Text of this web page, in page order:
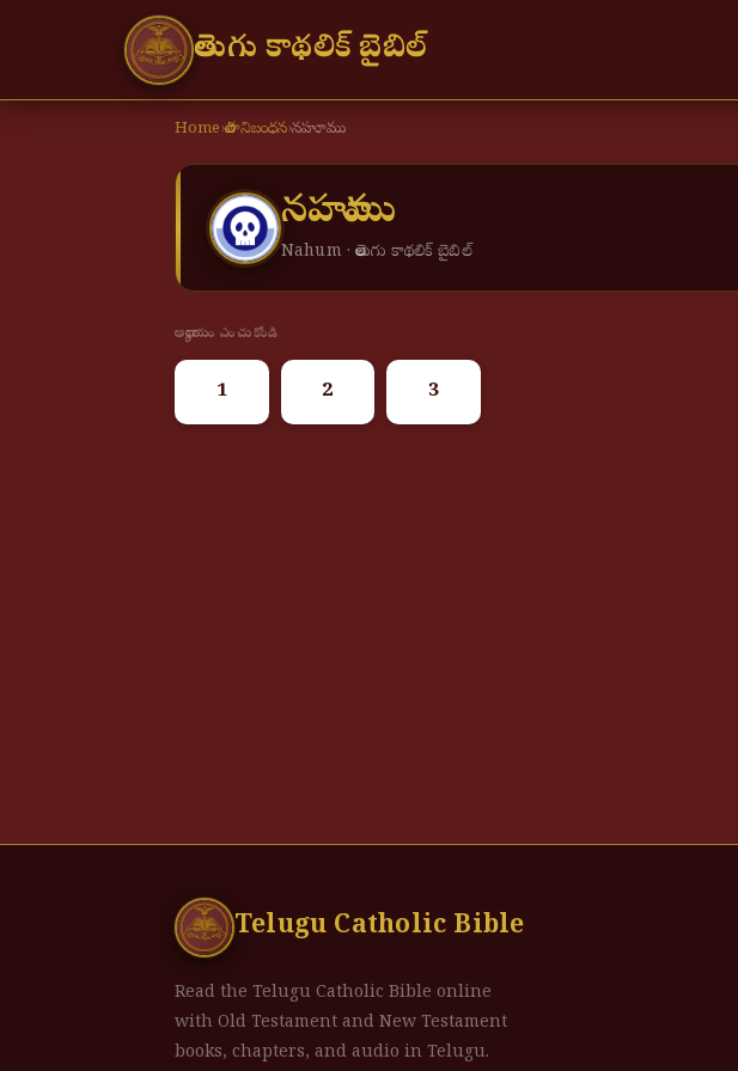
తెలుగు కాథలిక్ బైబిల్
Home›పాత నిబంధన›నహూము
నహూము
Nahum · తెలుగు కాథలిక్ బైబిల్
అధ్యాయం ఎంచుకోండి
1 2 3
Telugu Catholic Bible
Read the Telugu Catholic Bible online
with Old Testament and New Testament
books, chapters, and audio in Telugu.